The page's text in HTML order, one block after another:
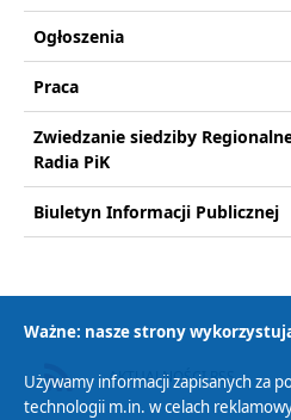
Ogłoszenia
Praca
Zwiedzanie siedziby
Radia PiK
Biuletyn Informacji Publicznej
AKTUALNOŚCI RSS
Ważne: nasze strony
Używamy informacji zapisanych za
technologii m.in. w celach